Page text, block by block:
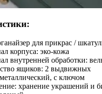
для прикрас /
корпуса: эко-кожа
внутренней обработки:
ящиков: 2 выдвижных
с ключом
хранение украшений и